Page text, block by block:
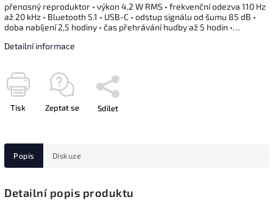
přenosný reproduktor • výkon 4,2 W RMS • frekvenční odezva 110 Hz
až 20 kHz • Bluetooth 5.1 • USB-C • odstup signálu od šumu 85 dB •
doba nabíjení 2,5 hodiny • čas přehrávání hudby až 5 hodin •…
Detailní informace
Tisk Zeptat se Sdílet
Popis Diskuze
Detailní popis produktu